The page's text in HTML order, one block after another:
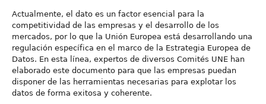
Actualmente, el dato es un factor esencial para la
competitividad de las empresas y el desarrollo de los
mercados, por lo que la Unión Europea está desarrollando una
regulación específica en el marco de la Estrategia Europea de
Datos. En esta línea, expertos de diversos Comités UNE han
elaborado este documento para que las empresas puedan
disponer de las herramientas necesarias para explotar los
datos de forma exitosa y coherente.